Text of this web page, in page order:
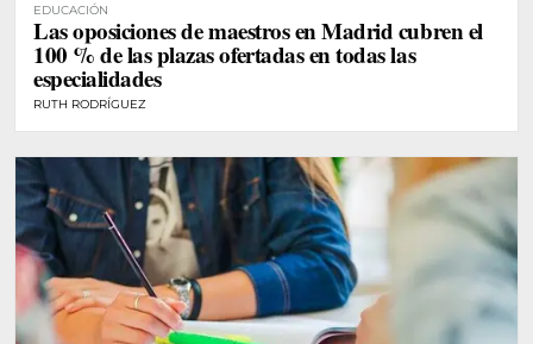
EDUCACIÓN
Las oposiciones de maestros en Madrid cubren el
100 % de las plazas ofertadas en todas las
especialidades
RUTH RODRÍGUEZ